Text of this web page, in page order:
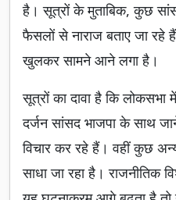
है। सूत्रों के मुताबिक, कुछ
फैसलों से नाराज बताए जा रहे
खुलकर सामने आने लगा है।
सूत्रों का दावा है कि
दर्जन सांसद भाजपा के साथ
विचार कर रहे हैं। वहीं कुछ
साधा जा रहा है। राजनीतिक